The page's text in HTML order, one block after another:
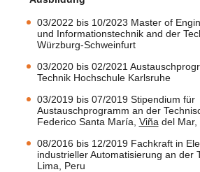
03/2022 bis 10/2023 Master of
und Informationstechnik and der
Würzburg-Schweinfurt
03/2020 bis 02/2021
Technik Hochschule Karlsruhe
03/2019 bis 07/2019 Stipendium für
Austauschprogramm an der
Federico Santa María, Viña del Mar,
08/2016 bis 12/2019 Fachkraft in
industrieller Automatisierung an der
Lima, Peru